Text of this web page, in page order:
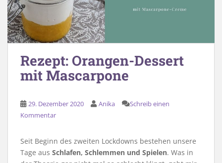
Rezept: Orangen-Dessert
mit Mascarpone
29. Dezember 2020 Anika
Schreib einen
Kommentar
Seit Beginn des zweiten Lockdowns bestehen unsere
Tage aus Schlafen, Schlemmen und Spielen. Was in